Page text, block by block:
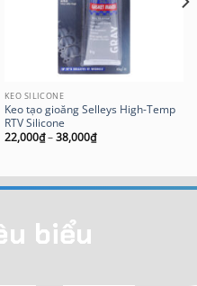
KEO SILICONE
Keo tạo gioăng Selleys High-Temp
RTV Silicone
22,000₫–38,000₫
biểu